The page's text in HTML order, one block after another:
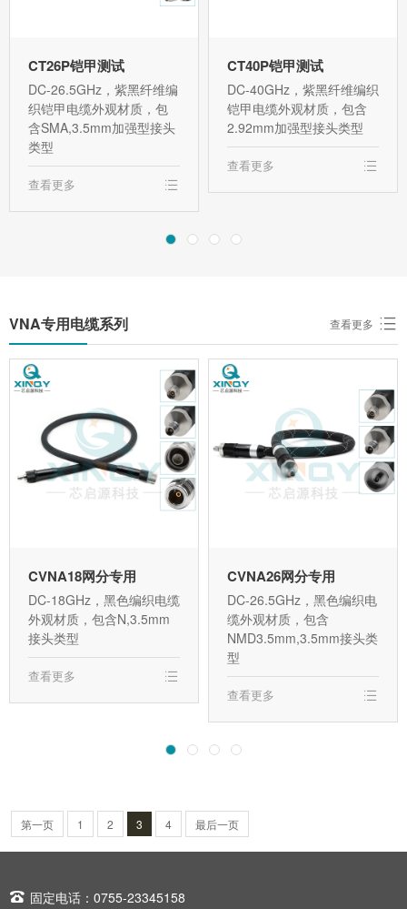
CT26P铠甲测试
DC-26.5GHz，紫黑纤维编
织铠甲电缆外观材质，包
含SMA,3.5mm加强型接头
类型
查看更多
CT40P铠甲测试
DC-40GHz，紫黑纤维编织
铠甲电缆外观材质，包含
2.92mm加强型接头类型
查看更多
VNA专用电缆系列 查看更多
CVNA18网分专用
DC-18GHz，黑色编织电缆
外观材质，包含N,3.5mm
接头类型
查看更多
CVNA26网分专用
DC-26.5GHz，黑色编织电
缆外观材质，包含
NMD3.5mm,3.5mm接头类
型
查看更多
第一页 1 2 3 4 最后一页
 固定电话：0755-23345158